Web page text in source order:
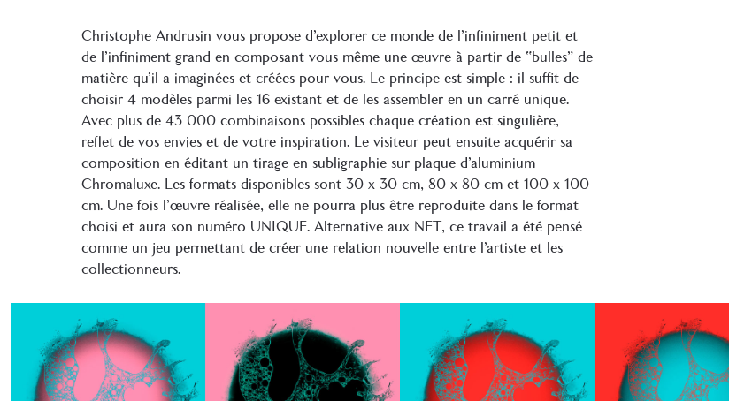
Christophe Andrusin vous propose d’explorer ce monde de l’infiniment petit et
de l’infiniment grand en composant vous même une œuvre à partir de “bulles” de
matière qu’il a imaginées et créées pour vous. Le principe est simple : il suffit de
choisir 4 modèles parmi les 16 existant et de les assembler en un carré unique.
Avec plus de 43 000 combinaisons possibles chaque création est singulière,
reflet de vos envies et de votre inspiration. Le visiteur peut ensuite acquérir sa
composition en éditant un tirage en subligraphie sur plaque d’aluminium
Chromaluxe. Les formats disponibles sont 30 x 30 cm, 80 x 80 cm et 100 x 100
cm. Une fois l’œuvre réalisée, elle ne pourra plus être reproduite dans le format
choisi et aura son numéro UNIQUE. Alternative aux NFT, ce travail a été pensé
comme un jeu permettant de créer une relation nouvelle entre l’artiste et les
collectionneurs.